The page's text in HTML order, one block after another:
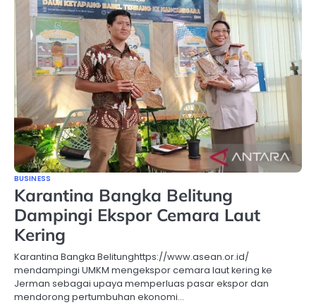
BUSINESS
Karantina Bangka Belitung
Dampingi Ekspor Cemara Laut
Kering
Karantina Bangka Belitunghttps://www.asean.or.id/
mendampingi UMKM mengekspor cemara laut kering ke
Jerman sebagai upaya memperluas pasar ekspor dan
mendorong pertumbuhan ekonomi…